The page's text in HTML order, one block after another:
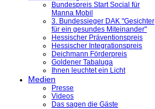
Bundespreis Start Social für
Manna Mobil
3. Bundessieger DAK "Gesichter
für ein gesundes Miteinander"
Hessischer Präventionspreis
Hessischer Integrationspreis
Deichmann Förderpreis
Goldener Tabaluga
Ihnen leuchtet ein Licht
Medien
Presse
Videos
Das sagen die Gäste